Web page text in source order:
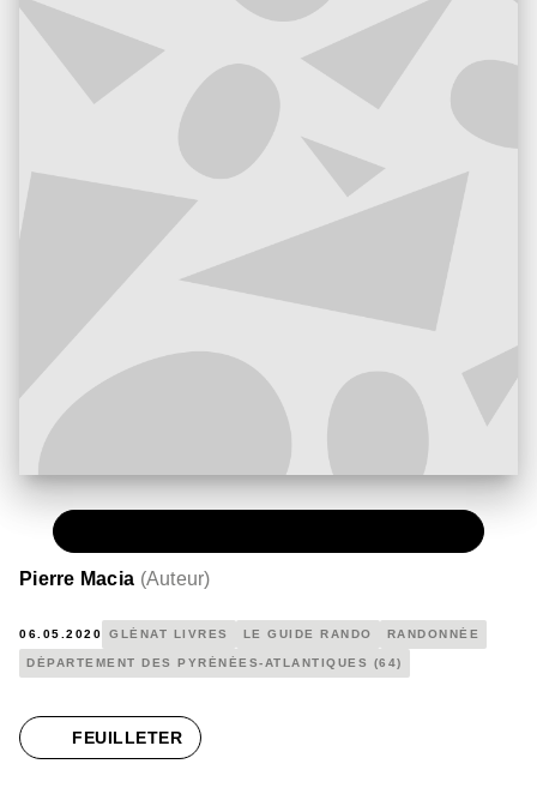
Pierre Macia (Auteur)
06.05.2020 GLÉNAT LIVRES LE GUIDE RANDO RANDONNÉE
DÉPARTEMENT DES PYRÉNÉES-ATLANTIQUES (64)
FEUILLETER